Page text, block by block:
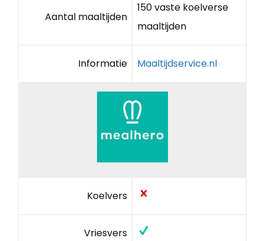
Aantal maaltijden
150 vaste koelverse
maaltijden
Informatie Maaltijdservice.nl
Koelvers
Vriesvers